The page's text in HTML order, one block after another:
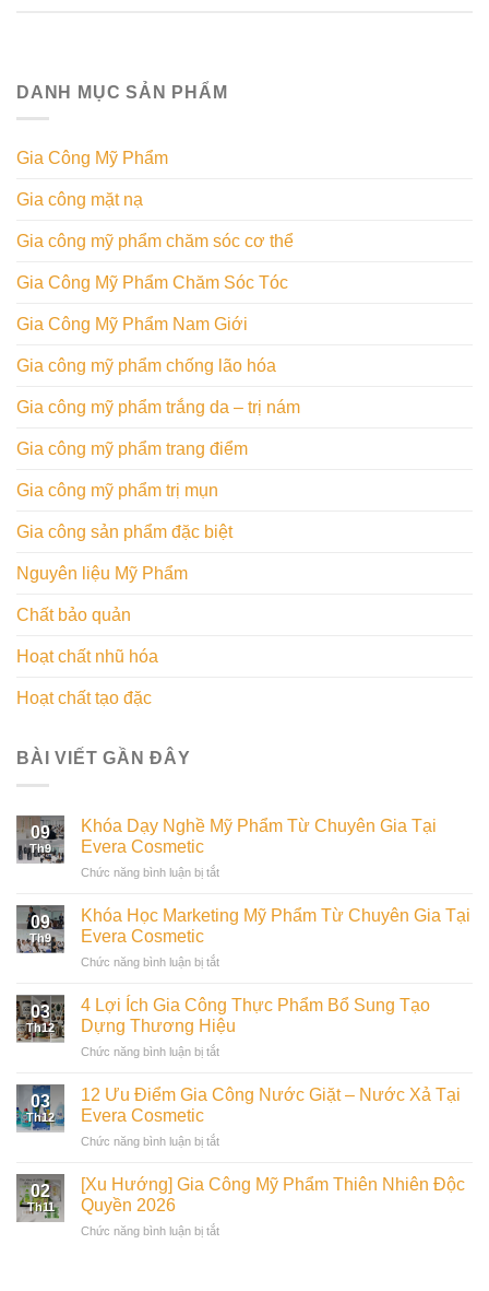
DANH MỤC SẢN PHẨM
Gia Công Mỹ Phẩm
Gia công mặt nạ
Gia công mỹ phẩm chăm sóc cơ thể
Gia Công Mỹ Phẩm Chăm Sóc Tóc
Gia Công Mỹ Phẩm Nam Giới
Gia công mỹ phẩm chống lão hóa
Gia công mỹ phẩm trắng da – trị nám
Gia công mỹ phẩm trang điểm
Gia công mỹ phẩm trị mụn
Gia công sản phẩm đặc biệt
Nguyên liệu Mỹ Phẩm
Chất bảo quản
Hoạt chất nhũ hóa
Hoạt chất tạo đặc
BÀI VIẾT GẦN ĐÂY
09
Th9
Khóa Dạy Nghề Mỹ Phẩm Từ Chuyên Gia Tại
Evera Cosmetic
Chức năng bình luận bị tắtở
Nghề
Phẩm
Chuyên
Gia
Tại
Evera
09
Th9
Khóa Học Marketing Mỹ Phẩm Từ Chuyên Gia Tại
Evera Cosmetic
Chức năng bình luận bị tắtở
Học
Marketing
Mỹ
Phẩm
Chuyên
Evera
03
Th12
4 Lợi Ích Gia Công Thực Phẩm Bổ Sung Tạo
Dựng Thương Hiệu
Chức năng bình luận bị tắtở
Lợi
Công
Phẩm
Tạo
03
Th12
12 Ưu Điểm Gia Công Nước Giặt – Nước Xả Tại
Evera Cosmetic
Chức năng bình luận bị tắtở
Ưu
Điểm
Công
02
Th11
[Xu Hướng] Gia Công Mỹ Phẩm Thiên Nhiên Độc
Quyền 2026
Chức năng bình luận bị tắtở